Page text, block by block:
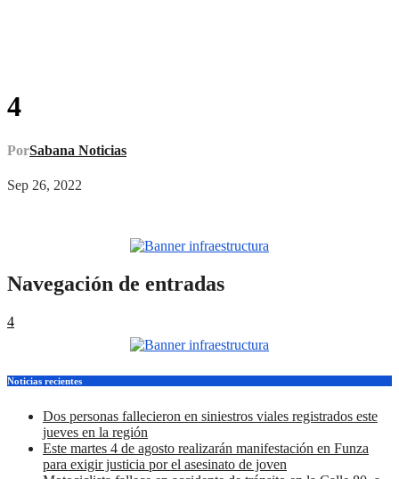
4
PorSabana Noticias
Sep 26, 2022
Navegación de entradas
4
Noticias recientes
Dos personas fallecieron en siniestros viales registrados este
jueves en la región
Este martes 4 de agosto realizarán manifestación en Funza
para exigir justicia por el asesinato de joven